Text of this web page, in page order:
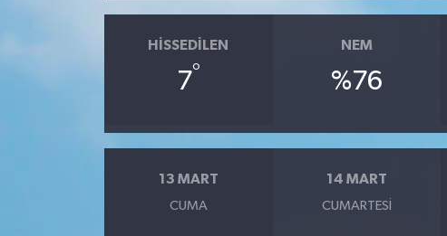
HISSEDILEN
7°
NEM
%76
13 MART
CUMA
14 MART
CUMARTESI